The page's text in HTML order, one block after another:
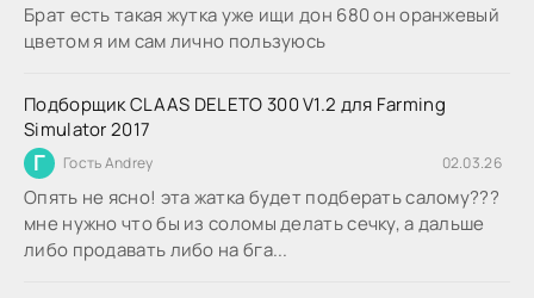
Брат есть такая жутка уже ищи дон 680 он оранжевый
цветом я им сам лично пользуюсь
Подборщик CLAAS DELETO 300 V1.2 для Farming
Simulator 2017
Г Гость Andrey 02.03.26
Опять не ясно! эта жатка будет подберать салому???
мне нужно что бы из соломы делать сечку, а дальше
либо продавать либо на бга...